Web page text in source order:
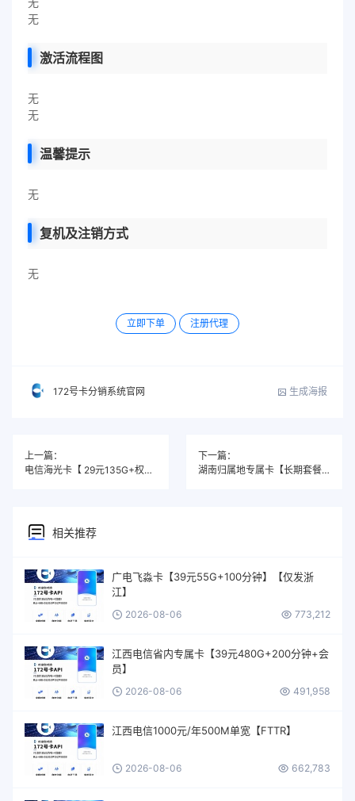
无
激活流程图
无
无
温馨提示
无
复机及注销方式
无
立即下单 注册代理
172号卡分销系统官网 生成海报
上一篇：
电信海光卡【 29元135G+权益会员】
下一篇：
湖南归属地专属卡【长期套餐】
相关推荐
广电飞淼卡【39元55G+100分钟】【仅发浙
江】
2026-08-06 773,212
江西电信省内专属卡【39元480G+200分钟+会
员】
2026-08-06 491,958
江西电信1000元/年500M单宽【FTTR】
2026-08-06 662,783